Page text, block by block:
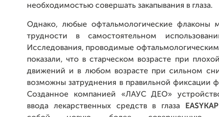
необходимостью совершать закапывания в глаза.
Однако, любые офтальмологические флаконы
трудности в самостоятельном
Исследования, проводимые
показали, что в старческом возрасте при
движений и в любом возрасте при сильном
возможны затруднения в правильной фиксации
Созданное компанией «ЛАУС ДЕО»
ввода лекарственных средств в глаза
EASYKAP